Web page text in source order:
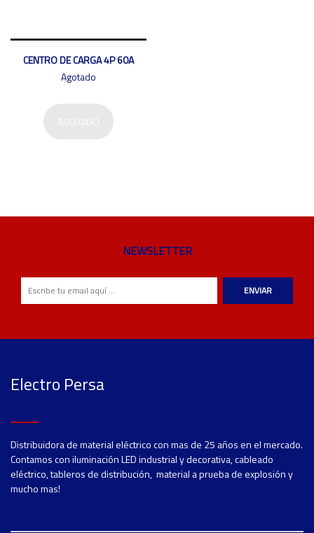
CENTRO DE CARGA 4P 60A
Agotado
NEWSLETTER
ENVIAR
Electro Persa
Distribuidora de material eléctrico con mas de 25 años en el mercado.
Contamos con iluminación LED industrial y decorativa, cableado
eléctrico, tableros de distribución, material a prueba de explosión y
mucho mas!